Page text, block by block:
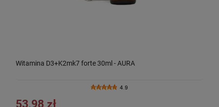
Witamina D3+K2mk7 forte 30ml - AURA
4.9
53,98 zł